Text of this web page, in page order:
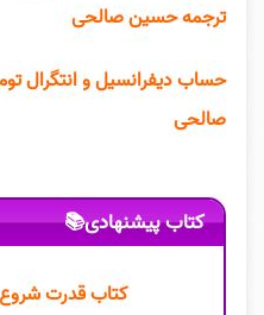
ترجمه حسین صالحی
حساب دیفرانسیل و انتگرال
صالحی
کتاب پیشنهادی📚
کتاب قدرت